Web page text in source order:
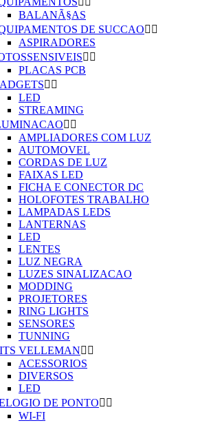
BALANÃ§AS
DE SUCCAO 
ASPIRADORES
 
PLACAS PCB
 
LED
STREAMING
 
AMPLIADORES COM LUZ
AUTOMOVEL
CORDAS DE LUZ
FAIXAS LED
FICHA E CONECTOR DC
HOLOFOTES TRABALHO
LAMPADAS LEDS
LANTERNAS
LED
LENTES
LUZ NEGRA
LUZES SINALIZACAO
MODDING
PROJETORES
RING LIGHTS
SENSORES
TUNNING
VELLEMAN 
ACESSORIOS
DIVERSOS
LED
DE PONTO 
WI-FI